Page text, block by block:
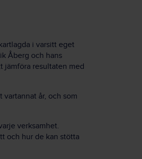
i varsitt eget
Åberg och hans
jämföra resultaten med
år, och som
verksamhet.
och hur de kan stötta